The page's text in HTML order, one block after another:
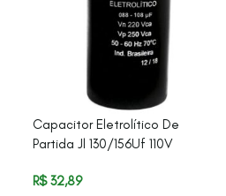
Capacitor Eletrolítico De
Partida Jl 130/156Uf 110V
R$32,89